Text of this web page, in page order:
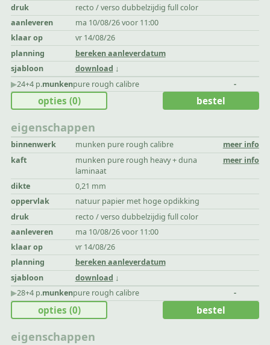
druk
recto / verso dubbelzijdig full color
aanleveren
ma 10/08/26 voor 11:00
klaar op
vr 14/08/26
planning
bereken aanleverdatum
sjabloon
download
▶︎24+4 p.munkenpure rough calibre -
eigenschappen
binnenwerk munken pure rough calibre
meer info
kaft
munken pure rough heavy + duna
laminaat
meer info
dikte
0,21 mm
oppervlak
natuur papier met hoge opdikking
druk
recto / verso dubbelzijdig full color
aanleveren
ma 10/08/26 voor 11:00
klaar op
vr 14/08/26
planning
bereken aanleverdatum
sjabloon
download
opties (0) bestel
▶︎28+4 p.munkenpure rough calibre -
eigenschappen
opties (0) bestel